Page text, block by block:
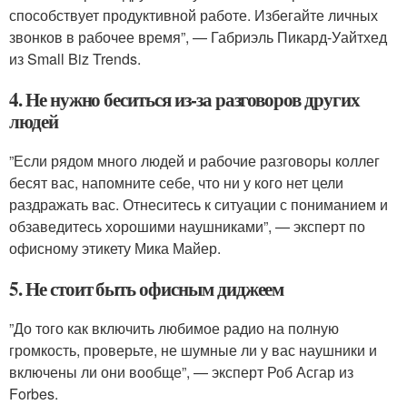
способствует продуктивной работе. Избегайте личных
звонков в рабочее время”, — Габриэль Пикард-Уайтхед
из Small Biz Trends.
4. Не нужно беситься из-за разговоров других
людей
”Если рядом много людей и рабочие разговоры коллег
бесят вас, напомните себе, что ни у кого нет цели
раздражать вас. Отнеситесь к ситуации с пониманием и
обзаведитесь хорошими наушниками”, — эксперт по
офисному этикету Мика Майер.
5. Не стоит быть офисным диджеем
”До того как включить любимое радио на полную
громкость, проверьте, не шумные ли у вас наушники и
включены ли они вообще”, — эксперт Роб Асгар из
Forbes.